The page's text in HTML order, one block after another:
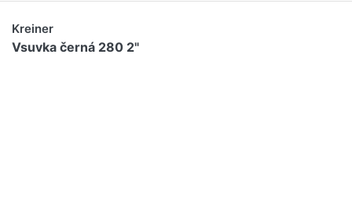
Kreiner
Vsuvka černá 280 2"